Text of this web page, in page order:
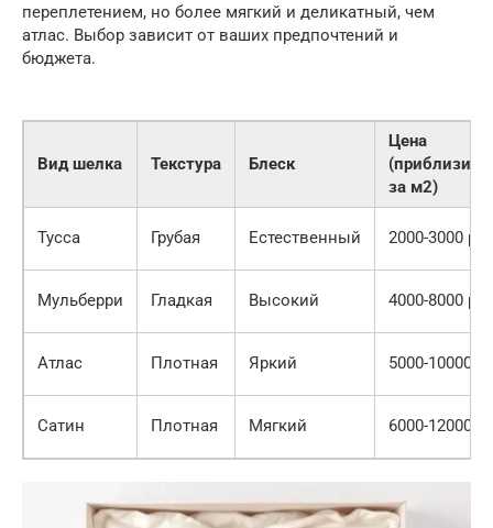
переплетением, но более мягкий и деликатный, чем
атлас. Выбор зависит от ваших предпочтений и
бюджета.
Вид шелка Текстура Блеск
Цена
за м2)
Тусса Грубая Естественный 2000-3000
Мульберри Гладкая Высокий 4000-8000
Атлас Плотная Яркий 5000-10000
Сатин Плотная Мягкий 6000-12000